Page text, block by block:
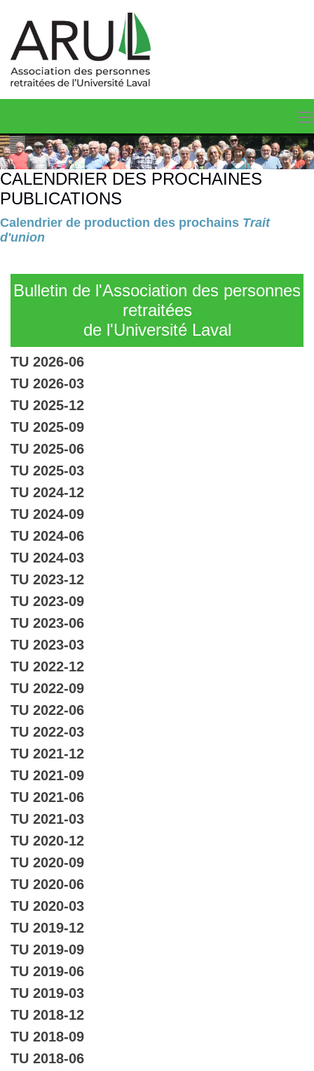
CALENDRIER DES PROCHAINES
PUBLICATIONS
Calendrier de production des prochains Trait
d'union
Bulletin de l'Association des personnes
retraitées
de l'Université Laval
TU 2026-06
TU 2026-03
TU 2025-12
TU 2025-09
TU 2025-06
TU 2025-03
TU 2024-12
TU 2024-09
TU 2024-06
TU 2024-03
TU 2023-12
TU 2023-09
TU 2023-06
TU 2023-03
TU 2022-12
TU 2022-09
TU 2022-06
TU 2022-03
TU 2021-12
TU 2021-09
TU 2021-06
TU 2021-03
TU 2020-12
TU 2020-09
TU 2020-06
TU 2020-03
TU 2019-12
TU 2019-09
TU 2019-06
TU 2019-03
TU 2018-12
TU 2018-09
TU 2018-06